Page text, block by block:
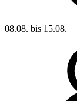
08.08. bis 15.08.